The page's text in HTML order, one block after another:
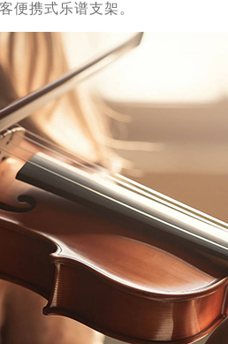
便携式乐谱支架。